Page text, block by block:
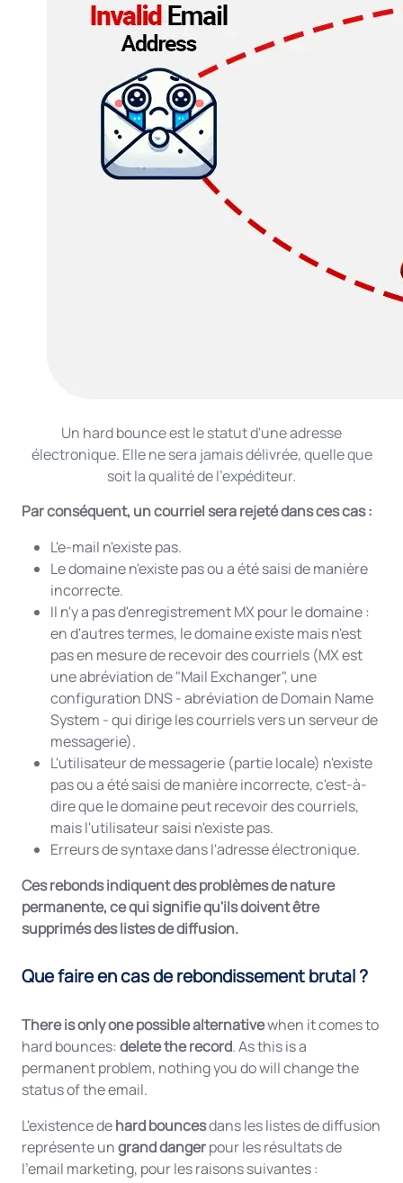
Un hard bounce est le statut d'une adresse
électronique. Elle ne sera jamais délivrée, quelle que
soit la qualité de l'expéditeur.
Par conséquent, un courriel sera rejeté dans ces cas :
L'e-mail n'existe pas.
Le domaine n'existe pas ou a été saisi de manière
incorrecte.
Il n'y a pas d'enregistrement MX pour le domaine :
en d'autres termes, le domaine existe mais n'est
pas en mesure de recevoir des courriels (MX est
une abréviation de "Mail Exchanger", une
configuration DNS - abréviation de Domain Name
System - qui dirige les courriels vers un serveur de
messagerie).
L'utilisateur de messagerie (partie locale) n'existe
pas ou a été saisi de manière incorrecte, c'est-à-
dire que le domaine peut recevoir des courriels,
mais l'utilisateur saisi n'existe pas.
Erreurs de syntaxe dans l'adresse électronique.
Ces rebonds indiquent des problèmes de nature
permanente, ce qui signifie qu'ils doivent être
supprimés des listes de diffusion.
Que faire en cas de rebondissement brutal ?
There is only one possible alternativewhen it comes to
hard bounces: delete the record. As this is a
permanent problem, nothing you do will change the
status of the email.
L'existence dehard bouncesdans les listes de diffusion
représente ungrand dangerpour les résultats de
l'email marketing, pour les raisons suivantes :